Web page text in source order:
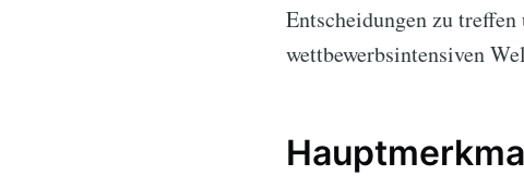
Entscheidungen zu
wettbewerbsintensiven